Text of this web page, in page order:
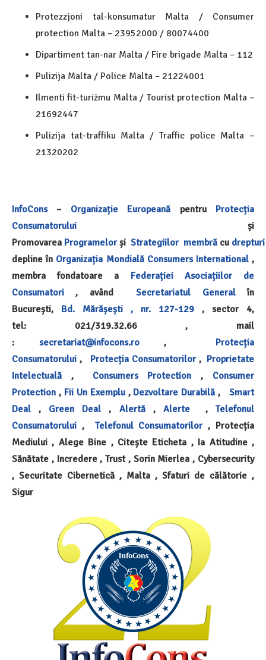
Protezzjoni tal-konsumatur Malta / Consumer
protection Malta – 23952000 / 80074400
Dipartiment tan-nar Malta / Fire brigade Malta – 112
Pulizija Malta / Police Malta – 21224001
Ilmenti fit-turiżmu Malta / Tourist protection Malta –
21692447
Pulizija tat-traffiku Malta / Traffic police Malta –
21320202
InfoCons– Organizație Europeană pentru Protecția
Consumatorului și
Promovarea Programelor și Strategiilor membră cu drepturi
depline în Organizația Mondială Consumers International,
membra fondatoare a Federației Asociațiilor de
Consumatori , avândSecretariatul Generalîn
București, Bd. Mărășești , nr. 127-129 , sector 4,
tel: 021/319.32.66 , mail
: secretariat@infocons.ro, Protecția
Consumatorului , Protecția Consumatorilor, Proprietate
Intelectuală , Consumers Protection , Consumer
Protection , Fii Un Exemplu, Dezvoltare Durabilă ,Smart
Deal , Green Deal , Alertă, Alerte ,Telefonul
Consumatorului , Telefonul Consumatorilor , Protecția
Mediului , Alege Bine , Citește Eticheta , Ia Atitudine ,
Sănătate , Incredere , Trust , Sorin Mierlea , Cybersecurity
, Securitate Cibernetică , Malta , Sfaturi de călătorie ,
Sigur